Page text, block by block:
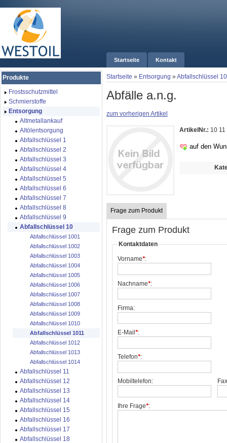
Startseite Kontakt
Startseite » Entsorgung »Abfallschlüssel 10
Abfälle a.n.g.
zum vorherigen Artikel
ArtikelNr.: 10 11
auf den
Frage zum Produkt
Frage zum Produkt
Kontaktdaten
Vorname*:
Nachname*:
Firma:
E-Mail *:
Telefon*:
Mobiltelefon:
Ihre Frage*:
Produkte
Frostsschutzmittel
Schmierstoffe
Entsorgung
Altmetallankauf
Altölentsorgung
Abfallschlüssel 1
Abfallschlüssel 2
Abfallschlüssel 3
Abfallschlüssel 4
Abfallschlüssel 5
Abfallschlüssel 6
Abfallschlüssel 7
Abfallschlüssel 8
Abfallschlüssel 9
Abfallschlüssel 10
Abfallschlüssel 1001
Abfallschlüssel 1002
Abfallschlüssel 1003
Abfallschlüssel 1004
Abfallschlüssel 1005
Abfallschlüssel 1006
Abfallschlüssel 1007
Abfallschlüssel 1008
Abfallschlüssel 1009
Abfallschlüssel 1010
Abfallschlüssel 1011
Abfallschlüssel 1012
Abfallschlüssel 1013
Abfallschlüssel 1014
Abfallschlüssel 11
Abfallschlüssel 12
Abfallschlüssel 13
Abfallschlüssel 14
Abfallschlüssel 15
Abfallschlüssel 16
Abfallschlüssel 17
Abfallschlüssel 18